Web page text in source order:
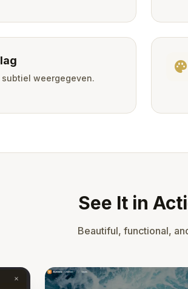
weergegeven.
palette
See It in
Beautiful, functional,